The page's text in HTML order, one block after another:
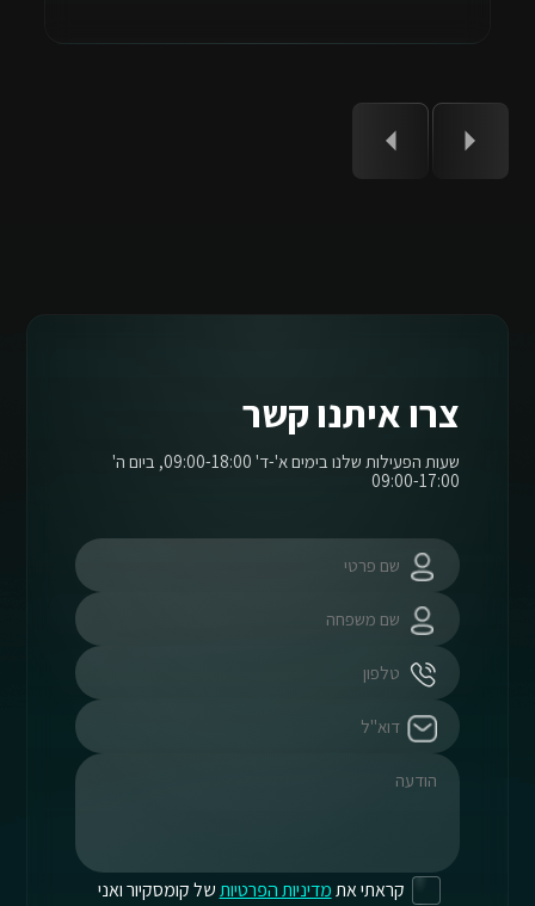
צרו איתנו קשר
שעות הפעילות שלנו בימים א'-ד' 09:00-18:00, ביום ה'
09:00-17:00
קראתי אתמדיניות הפרטיותשל קומסקיור ואני